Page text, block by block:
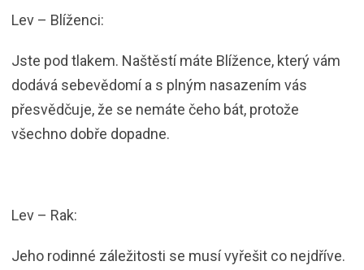
Lev – Blíženci:
Jste pod tlakem. Naštěstí máte Blížence, který vám
dodává sebevědomí a s plným nasazením vás
přesvědčuje, že se nemáte čeho bát, protože
všechno dobře dopadne.
Lev – Rak:
Jeho rodinné záležitosti se musí vyřešit co nejdříve.